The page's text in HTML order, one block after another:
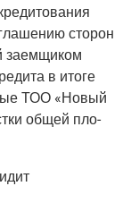
сто­рон
заем­щи­ком
в ито­ге
ТОО «Новый
общей пло­